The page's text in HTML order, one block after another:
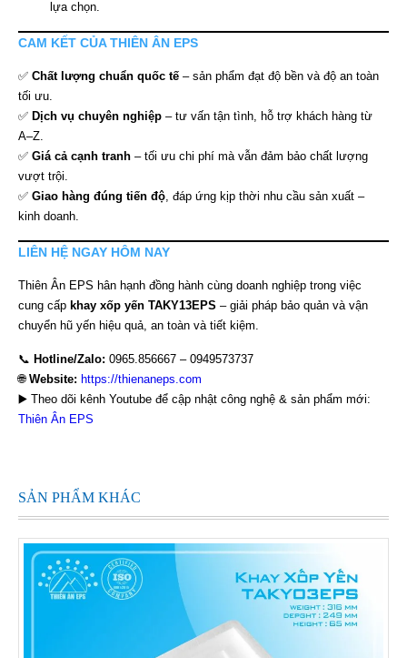
lựa chọn.
CAM KẾT CỦA THIÊN ÂN EPS
✅ Chất lượng chuẩn quốc tế – sản phẩm đạt độ bền và độ an toàn
tối ưu.
✅ Dịch vụ chuyên nghiệp – tư vấn tận tình, hỗ trợ khách hàng từ
A–Z.
✅ Giá cả cạnh tranh – tối ưu chi phí mà vẫn đảm bảo chất lượng
vượt trội.
✅ Giao hàng đúng tiến độ , đáp ứng kịp thời nhu cầu sản xuất –
kinh doanh.
LIÊN HỆ NGAY HÔM NAY
Thiên Ân EPS hân hạnh đồng hành cùng doanh nghiệp trong việc
cung cấp khay xốp yến TAKY13EPS – giải pháp bảo quản và vận
chuyển hũ yến hiệu quả, an toàn và tiết kiệm.
📞 Hotline/Zalo: 0965.856667 – 0949573737
🌐 Website: https://thienaneps.com
▶️ Theo dõi kênh Youtube để cập nhật công nghệ & sản phẩm mới:
Thiên Ân EPS
SẢN PHẨM KHÁC